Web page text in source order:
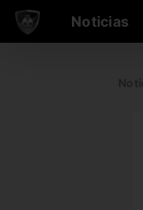
Noticias